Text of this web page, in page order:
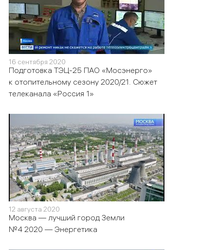
16 сентября 2020
Подготовка ТЭЦ-25 ПАО «Мосэнерго»
к отопительному сезону 2020/21. Сюжет
телеканала «Россия 1»
12 августа 2020
Москва — лучший город Земли
№4 2020 — Энергетика